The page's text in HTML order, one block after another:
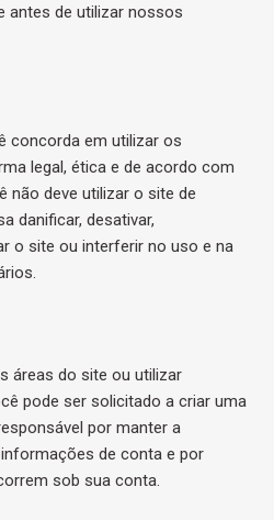
antes de utilizar nossos
concorda em utilizar os
legal, ética e de acordo com
não deve utilizar o site de
danificar, desativar,
o site ou interferir no uso e na
áreas do site ou utilizar
pode ser solicitado a criar uma
por manter a
de conta e por
sob sua conta.